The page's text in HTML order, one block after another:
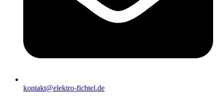
kontakt@elektro-fichtel.de